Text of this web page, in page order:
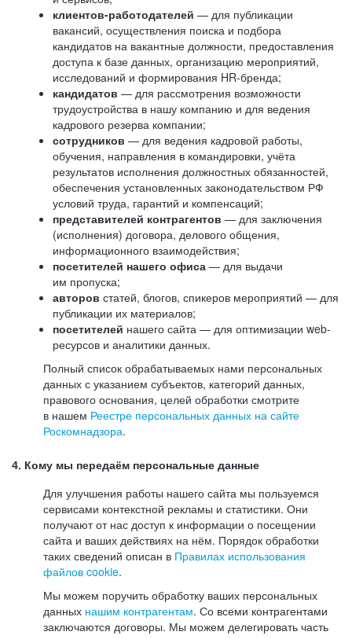
клиентов-работодателей — для публикации
вакансий, осуществления поиска и подбора
кандидатов на вакантные должности, предоставления
доступа к базе данных, организацию мероприятий,
исследований и формирования HR-бренда;
кандидатов — для рассмотрения возможности
трудоустройства в нашу компанию и для ведения
кадрового резерва компании;
сотрудников — для ведения кадровой работы,
обучения, направления в командировки, учёта
результатов исполнения должностных обязанностей,
обеспечения установленных законодательством РФ
условий труда, гарантий и компенсаций;
представителей контрагентов — для заключения
(исполнения) договора, делового общения,
информационного взаимодействия;
посетителей нашего офиса — для выдачи
им пропуска;
авторов статей, блогов, спикеров мероприятий — для
публикации их материалов;
посетителей нашего сайта — для оптимизации web-
ресурсов и аналитики данных.
Полный список обрабатываемых нами персональных
данных с указанием субъектов, категорий данных,
правового основания, целей обработки смотрите
в нашем Реестре персональных данных на сайте
Роскомнадзора.
4. Кому мы передаём персональные данные
Для улучшения работы нашего сайта мы пользуемся
сервисами контекстной рекламы и статистики. Они
получают от нас доступ к информации о посещении
сайта и ваших действиях на нём. Порядок обработки
таких сведений описан в Правилах использования
файлов cookie.
Мы можем поручить обработку ваших персональных
данных нашим контрагентам. Со всеми контрагентами
заключаются договоры. Мы можем делегировать часть